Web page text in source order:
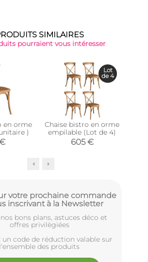
SIMILAIRES
pourraient vous intéresser
en orme
)
Chaise bistro en orme
empilable (Lot de 4)
605 €
Lot
de 4
votre prochaine commande
inscrivant à la Newsletter
nos bons plans, astuces déco et
offres privilègiées
un code de réduction valable sur
l'ensemble des produits